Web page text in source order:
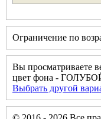
Ограничение по
Вы просматриваете
цвет фона -
Выбрать другой